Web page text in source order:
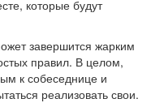
которые будут
завершится жарким
правил. В целом,
к собеседнице и
реализовать свои.